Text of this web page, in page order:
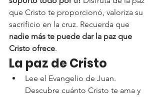
que Cristo te proporcionó, valoriza su
sacrificio en la cruz. Recuerda que
nadie más te puede dar la paz que
Cristo ofrece.
La paz de Cristo
Lee el Evangelio de Juan.
Descubre cuánto Cristo te ama y